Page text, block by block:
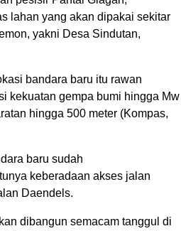
lahan yang akan dipakai sekitar
yakni Desa Sindutan,
bandara baru itu rawan
kekuatan gempa bumi hingga Mw
hingga 500 meter (Kompas,
baru sudah
keberadaan akses jalan
Daendels.
dibangun semacam tanggul di